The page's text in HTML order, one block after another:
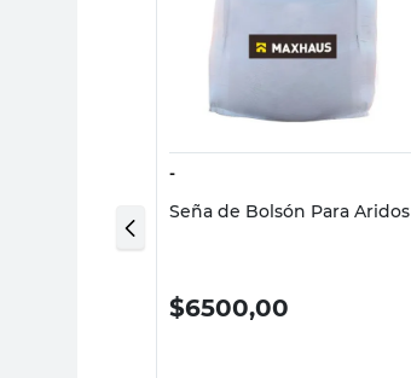
-
Seña de Bolsón Para Aridos
$6500,00